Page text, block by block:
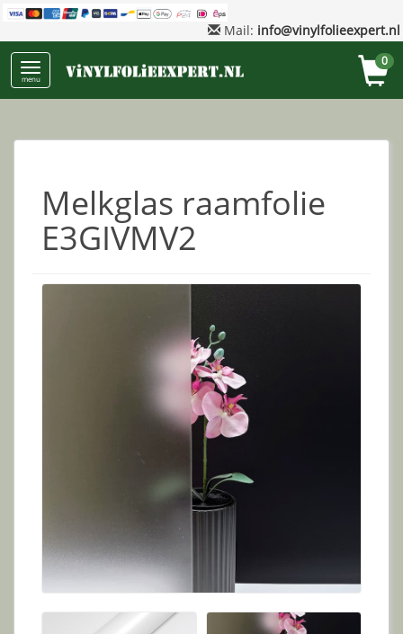
Mail: info@vinylfolieexpert.nl
menu
0
Melkglas raamfolie
E3GIVMV2